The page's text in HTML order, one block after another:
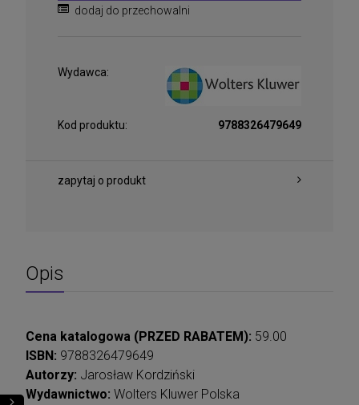
dodaj do przechowalni
Wydawca:
Kod produktu: 9788326479649
zapytaj o produkt
Opis
Cena katalogowa (PRZED RABATEM): 59.00
ISBN: 9788326479649
Autorzy: Jarosław Kordziński
Wydawnictwo: Wolters Kluwer Polska